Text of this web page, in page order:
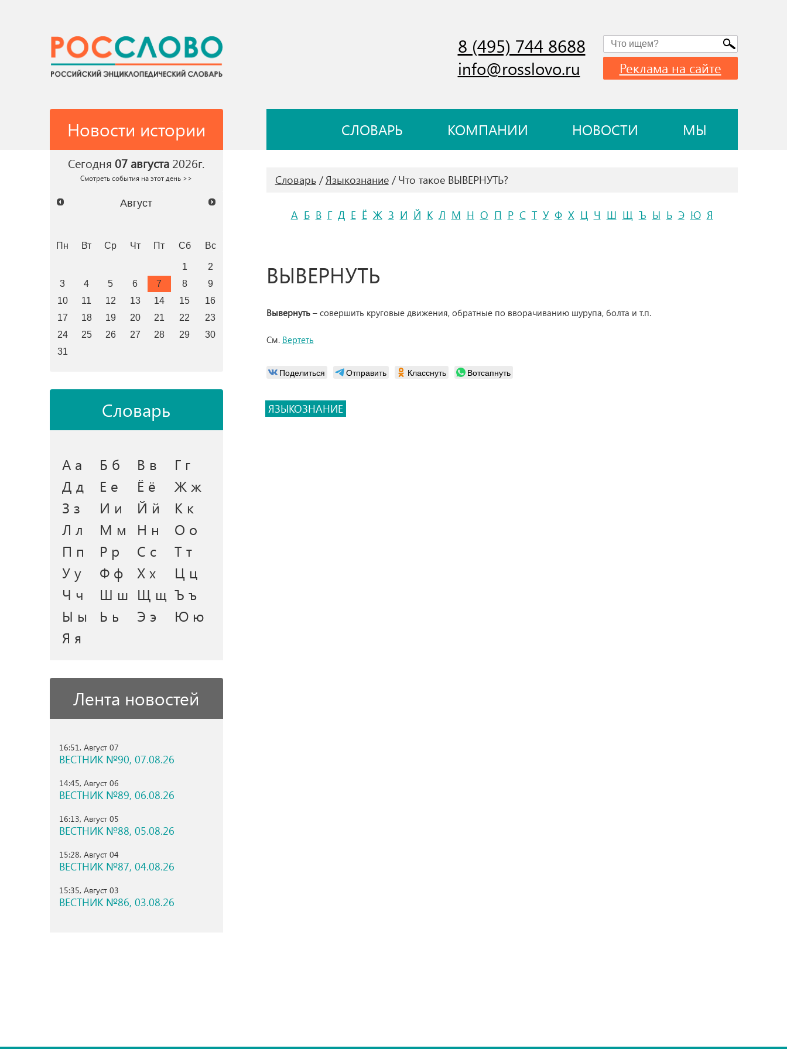
8 (495) 744 8688
info@rosslovo.ru Реклама на сайте
Новости истории СЛОВАРЬ КОМПАНИИ НОВОСТИ МЫ
Сегодня 07 августа 2026г.
Смотреть события на этот день >>
Август
Пн Вт Ср Чт Пт Сб Вс
1
2
3
4 5 6 7 8
9
10
11 12 13 14 15
16
17
18 19 20 21 22
23
24
25 26 27 28 29
30
31
Словарь
А а Б б В в
Г г
Д д
Е е Ё ё
Ж ж
З з
И и Й й
К к
Л л
М м Н н
О о
П п
Р р С с
Т т
У у
Ф ф Х х
Ц ц
Ч ч
Ш ш Щ щ Ъ ъ
Ы ы
Ь ь Э э
Ю ю
Я я
Лента новостей
16:51, Август 07
ВЕСТНИК №90, 07.08.26
14:45, Август 06
ВЕСТНИК №89, 06.08.26
16:13, Август 05
ВЕСТНИК №88, 05.08.26
15:28, Август 04
ВЕСТНИК №87, 04.08.26
15:35, Август 03
ВЕСТНИК №86, 03.08.26
Словарь Языкознание Что такое ВЫВЕРНУТЬ?
А Б В Г Д Е Ё Ж З И Й К Л М Н О П Р С Т У Ф Х Ц Ч Ш Щ Ъ Ы Ь Э Ю Я
ВЫВЕРНУТЬ
Вывернуть– совершить круговые движения, обратные по вворачиванию шурупа, болта и т.п.
См. Вертеть
Поделиться Отправить Класснуть Вотсапнуть
ЯЗЫКОЗНАНИЕ